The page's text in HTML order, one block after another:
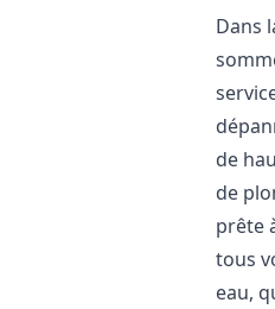
Dans
de
de
prête
tous
eau,